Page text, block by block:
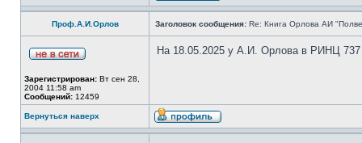
Проф.А.И.Орлов Заголовок сообщения: Re: Книга Орлова АИ
Зарегистрирован: Вт сен 28,
2004 11:58 am
Сообщений: 12459
На 18.05.2025 у А.И. Орлова в РИНЦ 737
Вернуться наверх